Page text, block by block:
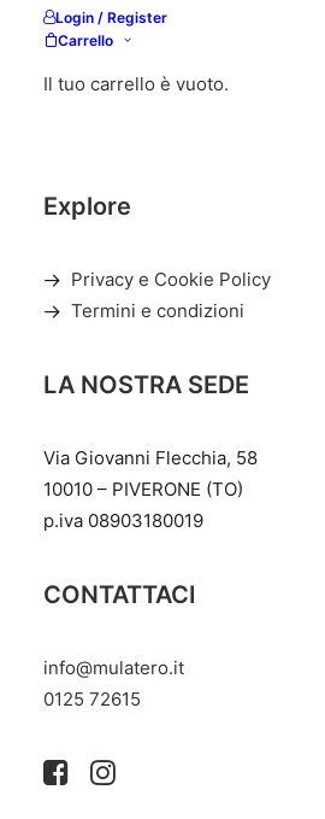
Login / Register
Carrello
Il tuo carrello è vuoto.
Explore
Privacy e Cookie Policy
Termini e condizioni
LA NOSTRA SEDE
Via Giovanni Flecchia, 58
10010 – PIVERONE (TO)
p.iva 08903180019
CONTATTACI
info@mulatero.it
‭0125 72615‬